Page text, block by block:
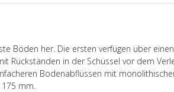
Böden her. Die ersten verfügen über einen
Rückständen in der Schüssel vor dem
Bodenabflüssen mit
mm.